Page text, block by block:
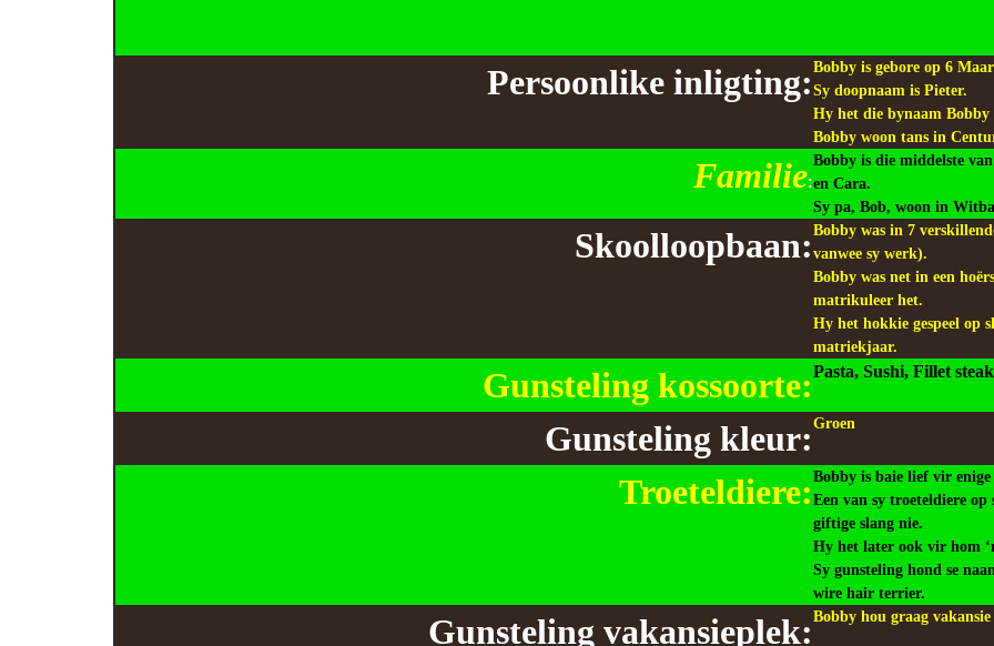
Persoonlike inligting: Bobby is gebore op 6
Sy doopnaam is Pieter.
Hy het die bynaam Bobby
Bobby woon tans in
Familie:
Bobby is die middelste
en Cara.
Sy pa, Bob, woon in
Skoolloopbaan: Bobby was in 7
vanwee sy werk).
Bobby was net in een
matrikuleer het.
Hy het hokkie gespeel op
matriekjaar.
Gunsteling kossoorte:Pasta, Sushi, Fillet
Gunsteling kleur: Groen
Troeteldiere: Bobby is baie lief vir enige
Een van sy troeteldiere op
giftige slang nie.
Hy het later ook vir hom
Sy gunsteling hond se
wire hair terrier.
Gunsteling vakansieplek: Bobby hou graag